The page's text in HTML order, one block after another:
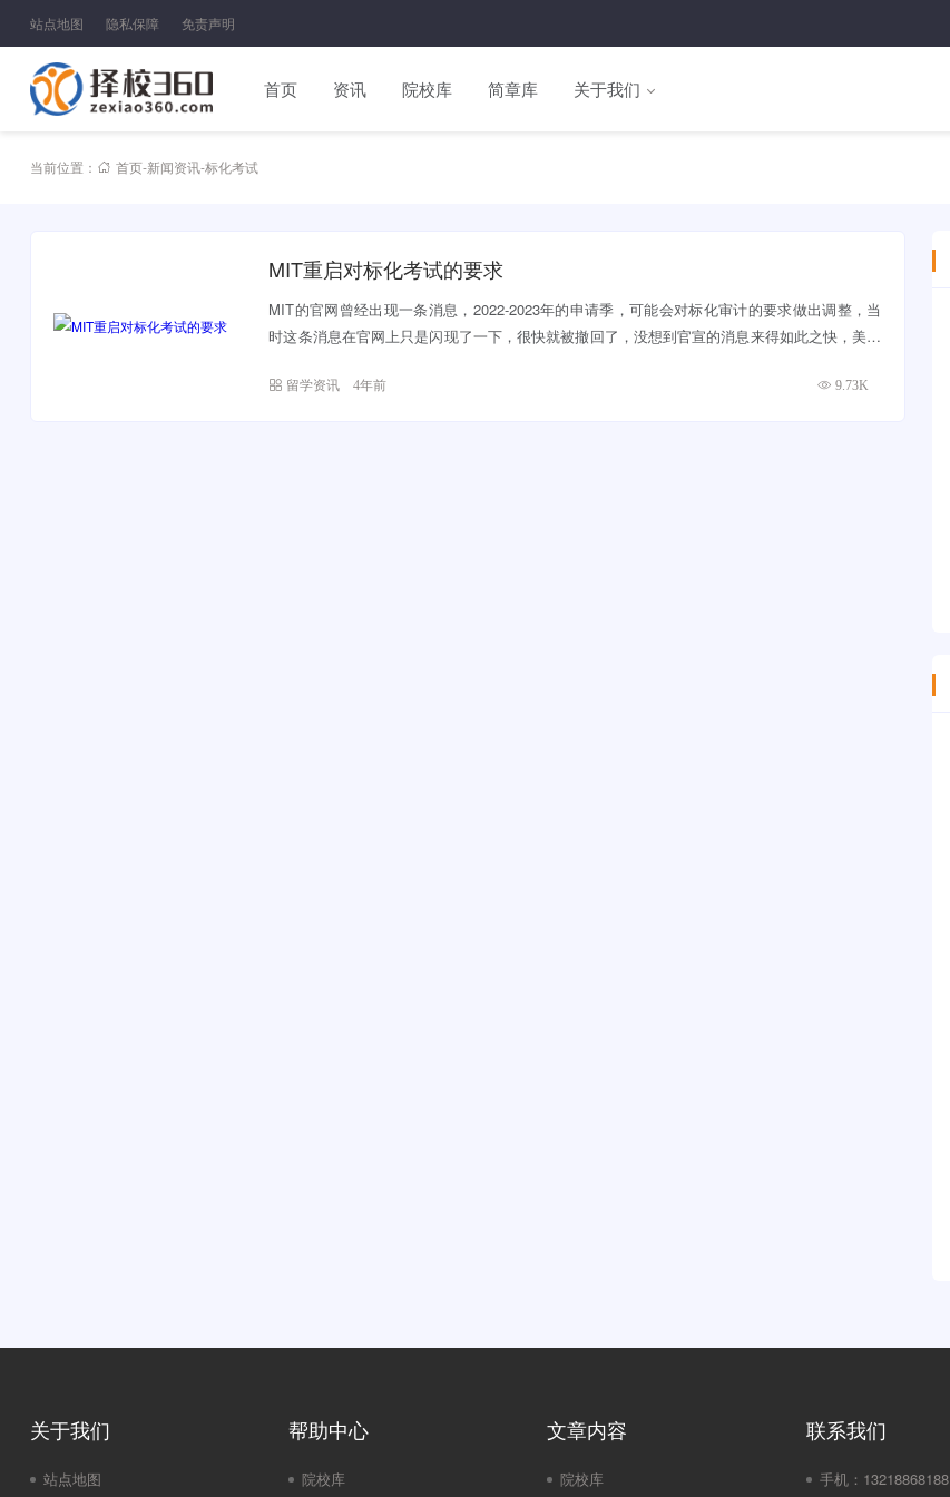
站点地图 隐私保障 免责声明
首页 资讯 院校库 简章库 关于我们
当前位置： 首页-新闻资讯-标化考试
MIT重启对标化考试的要求
MIT的官网曾经出现一条消息，2022-2023年的申请季，可能会对标化审计的要求做出调整，当
时这条消息在官网上只是闪现了一下，很快就被撤回了，没想到官宣的消息来得如此之快，美国
留学资讯 4年前 9.73K
关于我们
站点地图
帮助中心
院校库
文章内容
院校库
联系我们
手机： 13218868188